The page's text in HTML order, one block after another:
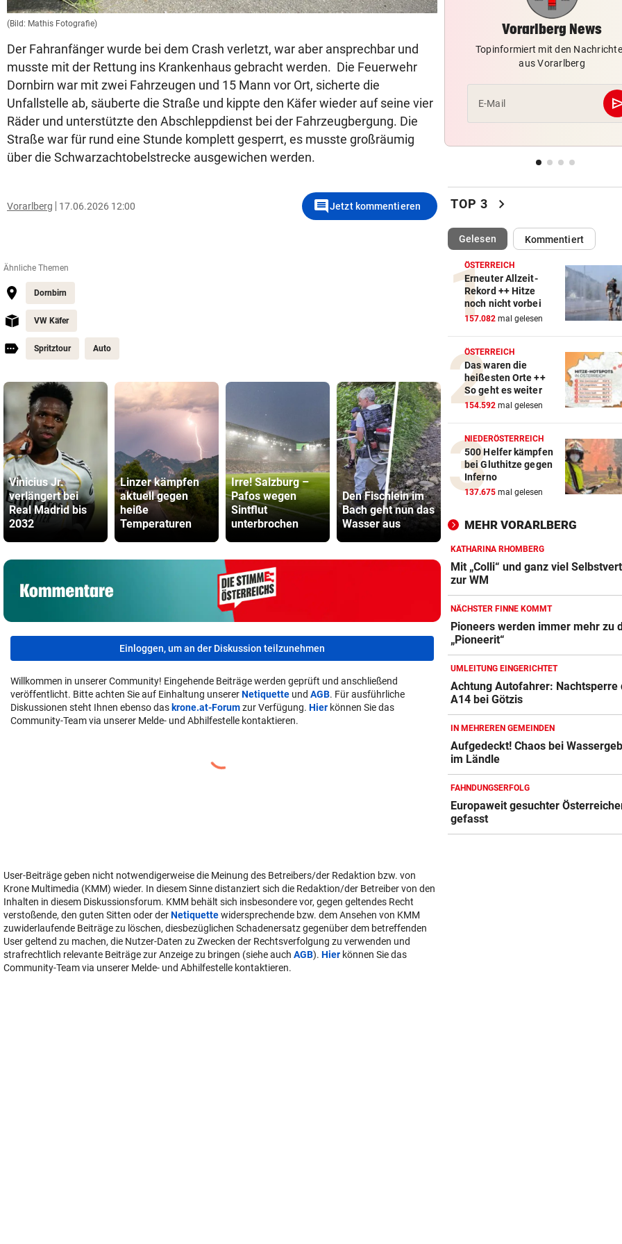
(Bild: Mathis Fotografie) (Bild: Mathis Fotografie)
Der Fahranfänger wurde bei dem Crash verletzt, war aber ansprechbar und
musste mit der Rettung ins Krankenhaus gebracht werden. Die Feuerwehr
Dornbirn war mit zwei Fahrzeugen und 15 Mann vor Ort, sicherte die
Unfallstelle ab, säuberte die Straße und kippte den Käfer wieder auf seine vier
Räder und unterstützte den Abschleppdienst bei der Fahrzeugbergung. Die
Straße war für rund eine Stunde komplett gesperrt, es musste großräumig
über die Schwarzachtobelstrecke ausgewichen werden.
Vorarlberg 17.06.2026 12:00 commentJetzt kommentieren
Ähnliche Themen
Dornbirn
VW Käfer
Spritztour Auto
Vinicius Jr.
verlängert bei
Real Madrid bis
2032
Linzer kämpfen
aktuell gegen
heiße
Temperaturen
Irre! Salzburg –
Pafos wegen
Sintflut
unterbrochen
Den Fischlein im
Bach geht nun das
Wasser aus
Katzentöter-
Anwalt: „Nie so
begegnet“
Fünfmal
Sturm
Einloggen, um an der Diskussion teilzunehmen
Willkommen in unserer Community! Eingehende Beiträge werden geprüft und anschließend
veröffentlicht. Bitte achten Sie auf Einhaltung unsererNetiquette und AGB. Für ausführliche
Diskussionen steht Ihnen ebenso das krone.at-Forumzur Verfügung. Hier können Sie das
Community-Team via unserer Melde- und Abhilfestelle kontaktieren.
User-Beiträge geben nicht notwendigerweise die Meinung des Betreibers/der Redaktion bzw. von
Krone Multimedia (KMM) wieder. In diesem Sinne distanziert sich die Redaktion/der Betreiber von den
Inhalten in diesem Diskussionsforum. KMM behält sich insbesondere vor, gegen geltendes Recht
verstoßende, den guten Sitten oder derNetiquettewidersprechende bzw. dem Ansehen von KMM
zuwiderlaufende Beiträge zu löschen, diesbezüglichen Schadenersatz gegenüber dem betreffenden
User geltend zu machen, die Nutzer-Daten zu Zwecken der Rechtsverfolgung zu verwenden und
strafrechtlich relevante Beiträge zur Anzeige zu bringen (siehe auch AGB). Hier können Sie das
Community-Team via unserer Melde- und Abhilfestelle kontaktieren.
Altacher Kies-Krieg: Gericht
Franz Kopf recht
ERNÜCHTERNDE BILANZ vor
nicht zufrieden!“
SCHWERER BETRUG vor
Grüne fordern Hitzeschutz-
Vorarlberg News
Topinformiert mit den
aus Vorarlberg
E-Mail
TOP 3 chevron_right
Gelesen(ausgewählt)Kommentiert
ÖSTERREICH
Erneuter Allzeit-
Rekord ++ Hitze
noch nicht vorbei
157.082 mal gelesen
ÖSTERREICH
Das waren die
heißesten Orte ++
So geht es weiter
154.592 mal gelesen
NIEDERÖSTERREICH
500 Helfer kämpfen
bei Gluthitze gegen
Inferno
137.675 mal gelesen
MEHR VORARLBERG
KATHARINA RHOMBERG
Mit „Colli“ und ganz viel
zur WM
NÄCHSTER FINNE KOMMT
Pioneers werden immer mehr zu
„Pioneerit“
UMLEITUNG EINGERICHTET
Achtung Autofahrer: Nachtsperre
A14 bei Götzis
IN MEHREREN GEMEINDEN
Aufgedeckt! Chaos bei
im Ländle
FAHNDUNGSERFOLG
Europaweit gesuchter
gefasst